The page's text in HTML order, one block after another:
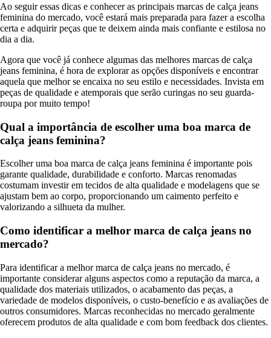
Ao seguir essas dicas e conhecer as principais marcas de calça jeans
feminina do mercado, você estará mais preparada para fazer a escolha
certa e adquirir peças que te deixem ainda mais confiante e estilosa no
dia a dia.
Agora que você já conhece algumas das melhores marcas de calça
jeans feminina, é hora de explorar as opções disponíveis e encontrar
aquela que melhor se encaixa no seu estilo e necessidades. Invista em
peças de qualidade e atemporais que serão curingas no seu guarda-
roupa por muito tempo!
Qual a importância de escolher uma boa marca de
calça jeans feminina?
Escolher uma boa marca de calça jeans feminina é importante pois
garante qualidade, durabilidade e conforto. Marcas renomadas
costumam investir em tecidos de alta qualidade e modelagens que se
ajustam bem ao corpo, proporcionando um caimento perfeito e
valorizando a silhueta da mulher.
Como identificar a melhor marca de calça jeans no
mercado?
Para identificar a melhor marca de calça jeans no mercado, é
importante considerar alguns aspectos como a reputação da marca, a
qualidade dos materiais utilizados, o acabamento das peças, a
variedade de modelos disponíveis, o custo-benefício e as avaliações de
outros consumidores. Marcas reconhecidas no mercado geralmente
oferecem produtos de alta qualidade e com bom feedback dos clientes.